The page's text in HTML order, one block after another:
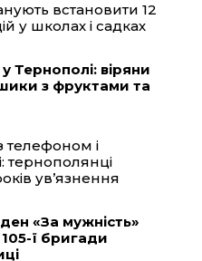
встановити 12
у школах і садках
Тернополі: віряни
з фруктами та
телефоном і
тернополянці
ув’язнення
«За мужність»
ї бригади